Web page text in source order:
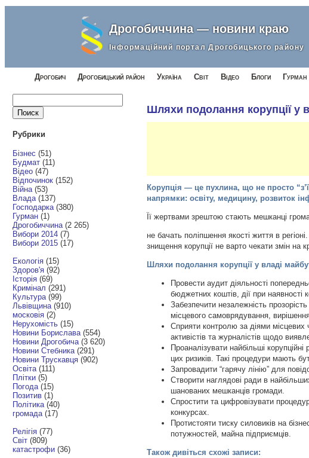
Дрогобиччина — новини краю
Інформаційний портал Дрогобицького району
Дрогобич Дрогобицький район Україна Світ Відео Блоги Гурман
Рубрики
Бізнес (51)
Будмат (11)
Відео (47)
Відпочинок (152)
Війна (53)
Влада (137)
Господарка (380)
Гурман (1)
Дрогобиччина (2 265)
Вибори 2014 (7)
Вибори 2015 (17)
Екологія (15)
Здоров'я (92)
Історія (69)
Кримінал (291)
Культура (99)
Львівщина (910)
московія (2)
Нерухомість (15)
Новини Борислава (554)
Новини Дрогобича (3 620)
Новини Стебника (291)
Новини Трускавця (902)
Освіта (111)
Плітки (5)
Погода (15)
Позитив (1)
Політика (40)
громада (17)
Релігія (77)
Світ (809)
катастрофи (36)
Шляхи подолання корупції у
Корупція — це пухлина, що не просто
напрямки: освіту, медицину, розвиток
Її жертвами зрештою стають мешканці
не бачать поліпшення якості життя в
знищення корупції не варто чекати змін на
Шляхи подолання корупції у владі
Провести аудит діяльності
бюджетних коштів, дії при наявності
Забезпечити незалежність
місцевого самоврядування,
Сприяти контролю за діями місцевих
активістів та журналістів щодо
Проаналізувати найбільші
цих ризиків. Такі процедури мають
Запровадити “гарячу лінію” для
Створити наглядові ради в
шанованих мешканців громади.
Спростити та цифровізувати
конкурсах.
Протистояти тиску силовиків на
потужностей, майна підприємців.
Також дивіться схожі записи: